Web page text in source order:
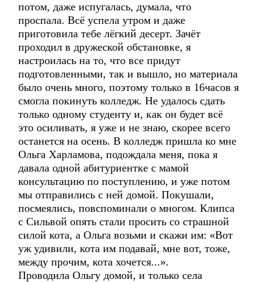
потом, даже испугалась, думала, что
проспала. Всё успела утром и даже
приготовила тебе лёгкий десерт. Зачёт
проходил в дружеской обстановке, я
настроилась на то, что все придут
подготовленными, так и вышло, но материала
было очень много, поэтому только в 16часов я
смогла покинуть колледж. Не удалось сдать
только одному студенту и, как он будет всё
это осиливать, я уже и не знаю, скорее всего
останется на осень. В колледж пришла ко мне
Ольга Харламова, подождала меня, пока я
давала одной абитуриентке с мамой
консультацию по поступлению, и уже потом
мы отправились с ней домой. Покушали,
посмеялись, повспоминали о многом. Клипса
с Сильвой опять стали просить со страшной
силой кота, а Ольга возьми и скажи им: «Вот
уж удивили, кота им подавай, мне вот, тоже,
между прочим, кота хочется...».
Проводила Ольгу домой, и только села